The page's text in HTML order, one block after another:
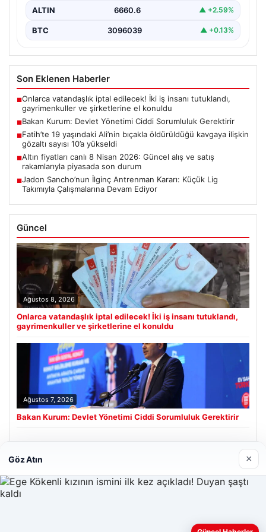
ALTIN 6660.6 ▲ +2.59%
BTC 3096039 ▲ +0.13%
Son Eklenen Haberler
■Onlarca vatandaşlık iptal edilecek! İki iş insanı tutuklandı,
gayrimenkuller ve şirketlerine el konuldu
■Bakan Kurum: Devlet Yönetimi Ciddi Sorumluluk Gerektirir
■Fatih’te 19 yaşındaki Ali’nin bıçakla öldürüldüğü kavgaya ilişkin
gözaltı sayısı 10’a yükseldi
■Altın fiyatları canlı 8 Nisan 2026: Güncel alış ve satış
rakamlarıyla piyasada son durum
■Jadon Sancho’nun İlginç Antrenman Kararı: Küçük Lig
Takımıyla Çalışmalarına Devam Ediyor
Güncel
Ağustos 8, 2026
Onlarca vatandaşlık iptal edilecek! İki iş insanı tutuklandı,
gayrimenkuller ve şirketlerine el konuldu
Ağustos 7, 2026
Bakan Kurum: Devlet Yönetimi Ciddi Sorumluluk Gerektirir
Son Eklenen Firmalar
Göz Atın ×